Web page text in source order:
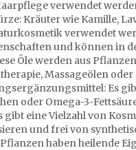
verwendet
Kräuter wie Kamille,
verwendet
und können in
Öle werden aus
Massageölen
Es
oder Omega-3-
gibt eine Vielzahl von
und frei von
haben heilende